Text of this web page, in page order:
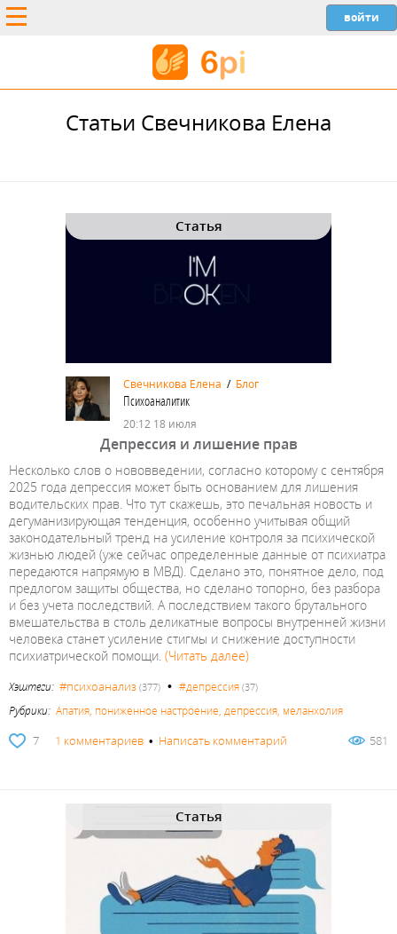
Статьи Свечникова Елена
Статья
Свечникова Елена / Блог
Психоаналитик
20:12 18 июля
Депрессия и лишение прав
Несколько слов о нововведении, согласно которому с сентября
2025 года депрессия может быть основанием для лишения
водительских прав. Что тут скажешь, это печальная новость и
дегуманизирующая тенденция, особенно учитывая общий
законодательный тренд на усиление контроля за психической
жизнью людей (уже сейчас определенные данные от психиатра
передаются напрямую в МВД). Сделано это, понятное дело, под
предлогом защиты общества, но сделано топорно, без разбора
и без учета последствий. А последствием такого брутального
вмешательства в столь деликатные вопросы внутренней жизни
человека станет усиление стигмы и снижение доступности
психиатрической помощи. (Читать далее)
Хэштеги: #психоанализ (377) • #депрессия (37)
Рубрики: Апатия, пониженное настроение, депрессия, меланхолия
7 1 комментариев • Написать комментарий 581
Статья